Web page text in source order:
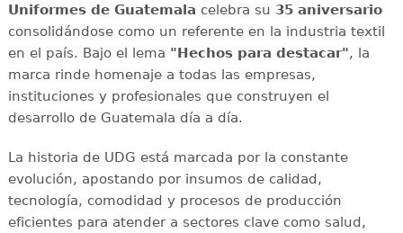
Uniformes de Guatemala celebra su 35 aniversario
consolidándose como un referente en la industria textil
en el país. Bajo el lema "Hechos para destacar", la
marca rinde homenaje a todas las empresas,
instituciones y profesionales que construyen el
desarrollo de Guatemala día a día.
La historia de UDG está marcada por la constante
evolución, apostando por insumos de calidad,
tecnología, comodidad y procesos de producción
eficientes para atender a sectores clave como salud,